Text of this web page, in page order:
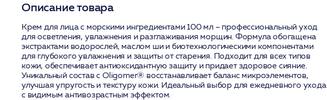
Описание товара
Крем для лица с морскими ингредиентами 100 мл – профессиональный уход
для осветления, увлажнения и разглаживания морщин. Формула обогащена
экстрактами водорослей, маслом ши и биотехнологическими компонентами
для глубокого увлажнения и защиты от старения. Подходит для всех типов
кожи, обеспечивает антиоксидантную защиту и придает здоровое сияние.
Уникальный состав с Oligomer® восстанавливает баланс микроэлементов,
улучшая упругость и текстуру кожи. Идеальный выбор для ежедневного ухода
с видимым антивозрастным эффектом.